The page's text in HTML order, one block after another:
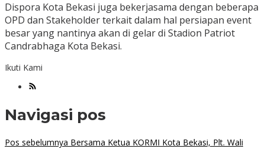
Dispora Kota Bekasi juga bekerjasama dengan beberapa
OPD dan Stakeholder terkait dalam hal persiapan event
besar yang nantinya akan di gelar di Stadion Patriot
Candrabhaga Kota Bekasi.
Ikuti Kami
Navigasi pos
Pos sebelumnya Bersama Ketua KORMI Kota Bekasi, Plt. Wali